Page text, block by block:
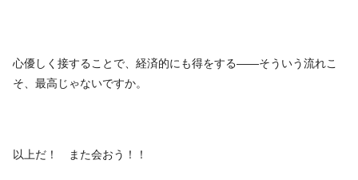
心優しく接することで、経済的にも得をする――そういう流れこ
そ、最高じゃないですか。
以上だ！ また会おう！！